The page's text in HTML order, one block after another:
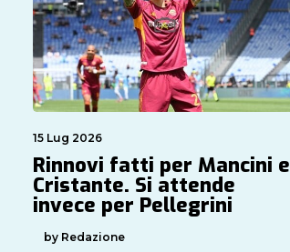
15 Lug 2026
Rinnovi fatti per Mancini e
Cristante. Si attende
invece per Pellegrini
by Redazione